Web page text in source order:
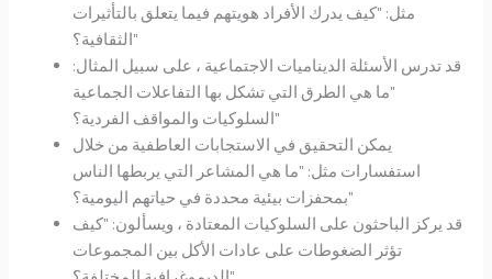
مثل: "كيف يدرك الأفراد هويتهم فيما يتعلق بالتأثيرات
الثقافية؟"
قد تدرس الأسئلة الديناميات الاجتماعية ، على سبيل المثال:
"ما هي الطرق التي تشكل بها التفاعلات الجماعية
السلوكيات والمواقف الفردية؟"
يمكن التحقيق في الاستجابات العاطفية من خلال
استفسارات مثل: "ما هي المشاعر التي يربطها الناس
بمحفزات بيئية محددة في حياتهم اليومية؟"
قد يركز الباحثون على السلوكيات المعتادة ، ويسألون: "كيف
تؤثر الضغوطات على عادات الأكل بين المجموعات